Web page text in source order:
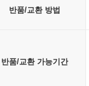
반품/교환 방법
반품/교환 가능기간